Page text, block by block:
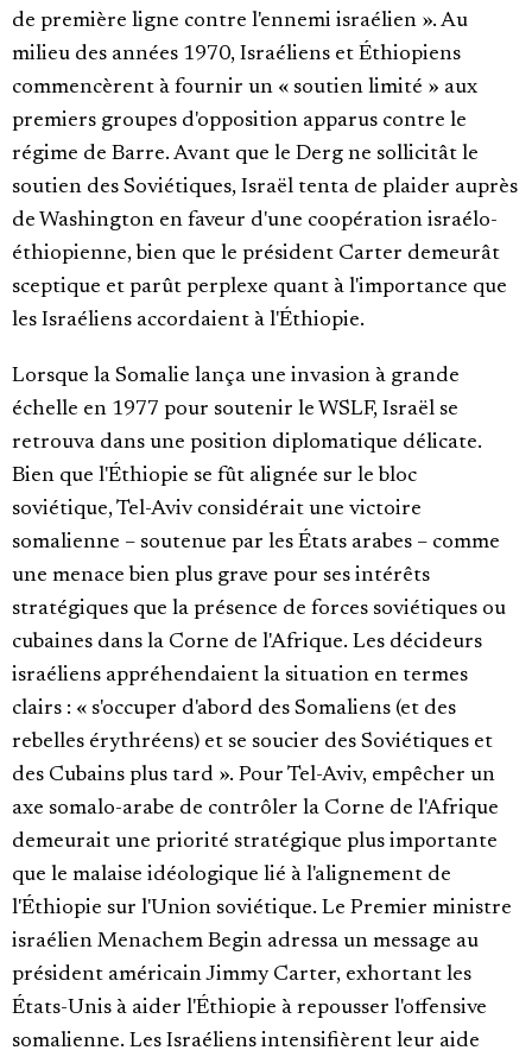
de première ligne contre l'ennemi israélien ». Au
milieu des années 1970, Israéliens et Éthiopiens
commencèrent à fournir un « soutien limité » aux
premiers groupes d'opposition apparus contre le
régime de Barre. Avant que le Derg ne sollicitât le
soutien des Soviétiques, Israël tenta de plaider auprès
de Washington en faveur d'une coopération israélo-
éthiopienne, bien que le président Carter demeurât
sceptique et parût perplexe quant à l'importance que
les Israéliens accordaient à l'Éthiopie.
Lorsque la Somalie lança une invasion à grande
échelle en 1977 pour soutenir le WSLF, Israël se
retrouva dans une position diplomatique délicate.
Bien que l'Éthiopie se fût alignée sur le bloc
soviétique, Tel-Aviv considérait une victoire
somalienne – soutenue par les États arabes – comme
une menace bien plus grave pour ses intérêts
stratégiques que la présence de forces soviétiques ou
cubaines dans la Corne de l'Afrique. Les décideurs
israéliens appréhendaient la situation en termes
clairs : « s'occuper d'abord des Somaliens (et des
rebelles érythréens) et se soucier des Soviétiques et
des Cubains plus tard ». Pour Tel-Aviv, empêcher un
axe somalo-arabe de contrôler la Corne de l'Afrique
demeurait une priorité stratégique plus importante
que le malaise idéologique lié à l'alignement de
l'Éthiopie sur l'Union soviétique. Le Premier ministre
israélien Menachem Begin adressa un message au
président américain Jimmy Carter, exhortant les
États-Unis à aider l'Éthiopie à repousser l'offensive
somalienne. Les Israéliens intensifièrent leur aide